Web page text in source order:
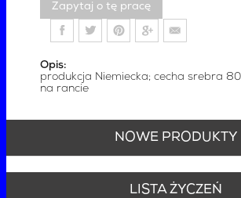
Zapytaj o tę pracę
Opis:
produkcja Niemiecka; cecha srebra
na rancie
NOWE PRODUKTY
LISTA ŻYCZEŃ